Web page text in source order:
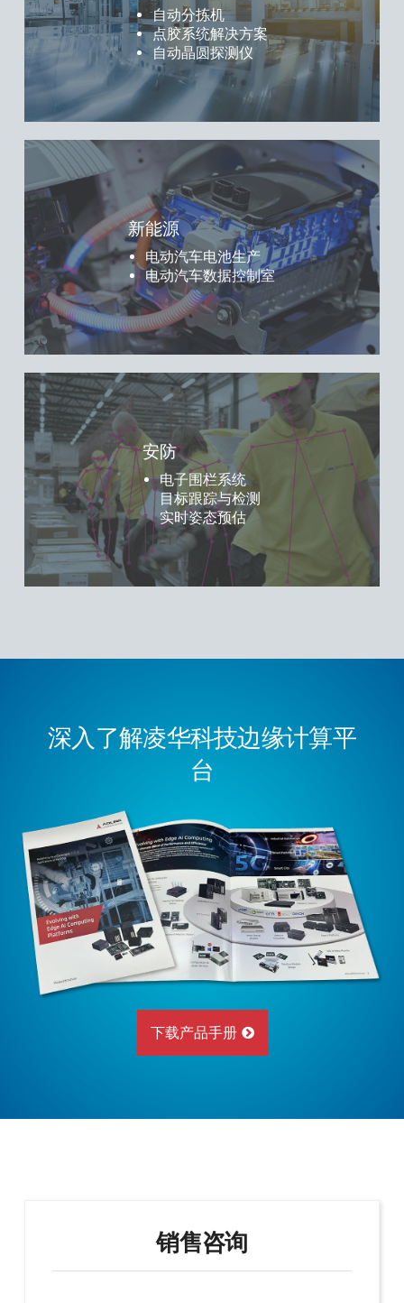
自动分拣机
点胶系统解决方案
自动晶圆探测仪
新能源
电动汽车电池生产
电动汽车数据控制室
安防
电子围栏系统
目标跟踪与检测
实时姿态预估
深入了解凌华科技边缘计算平
台
下载产品手册
销售咨询